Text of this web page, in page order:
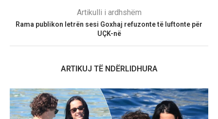
Artikulli i ardhshëm
Rama publikon letrën sesi Goxhaj refuzonte të luftonte për
UÇK-në
ARTIKUJ TË NDËRLIDHURA